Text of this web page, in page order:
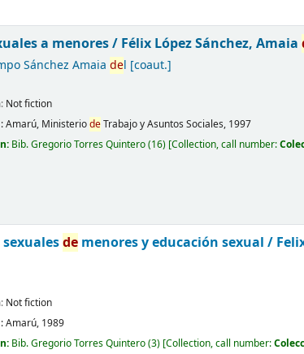
a menores / Félix López Sánchez, Amaia
Sánchez Amaiadel [coaut.]
Not fiction
Amarú, MinisteriodeTrabajo y Asuntos Sociales, 1997
Bib. Gregorio Torres Quintero(16) Collection, call number:
sexualesde menores y educación sexual /
Not fiction
Amarú, 1989
Bib. Gregorio Torres Quintero(3) Collection, call number: